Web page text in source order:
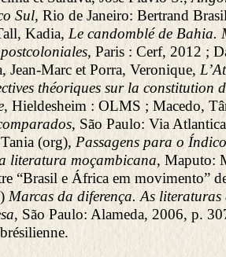
Sul, Rio de Janeiro: Bertrand
Kadia, Le candomblé de Bahia.
, Paris : Cerf, 2012 ;
Jean-Marc et Porra, Veronique,
théoriques sur la constitution
, Hieldesheim : OLMS ; Macedo,
, São Paulo: Via
(org), Passagens para o
literatura moçambicana, Maputo:
“Brasil e África em movimento”
Marcas da diferença. As literaturas
, São Paulo: Alameda, 2006, p.